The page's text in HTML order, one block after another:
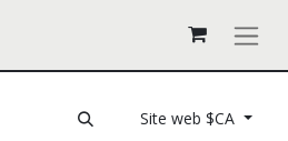
Site web $CA